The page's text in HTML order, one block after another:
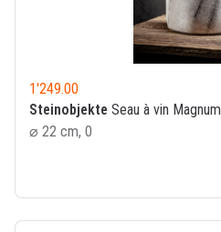
1'249.00
Steinobjekte Seau à vin Magnum
⌀ 22 cm, 0